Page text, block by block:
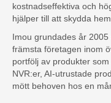
kostnadseffektiva och
hjälper till att skydda
Imou grundades år
främsta företagen inom
portfölj av produkter
NVR:er, AI-utrustade
mött behoven hos en